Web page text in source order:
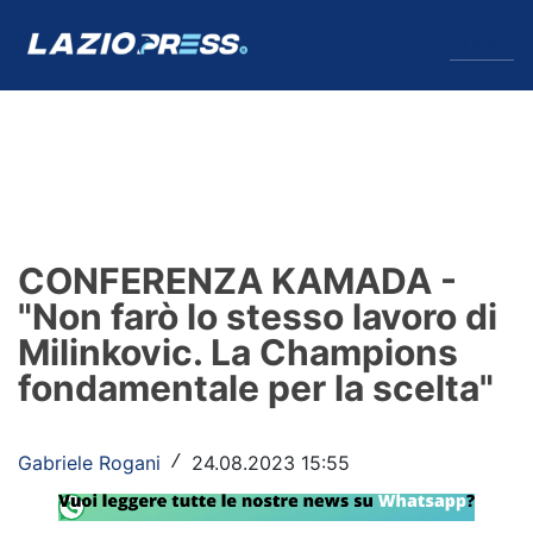
Formello
Infortuni
Primavera
Calciomercato
Lazio Women
CONFERENZA KAMADA -
"Non farò lo stesso lavoro di
Milinkovic. La Champions
fondamentale per la scelta"
Gabriele Rogani / 24.08.2023 15:55